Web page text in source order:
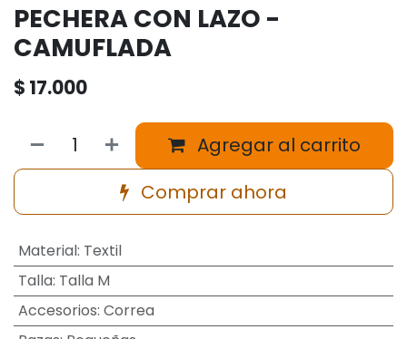
PECHERA CON LAZO -
CAMUFLADA
$ 17.000
Agregar al carrito
Comprar ahora
Material: Textil
Talla: Talla M
Accesorios: Correa